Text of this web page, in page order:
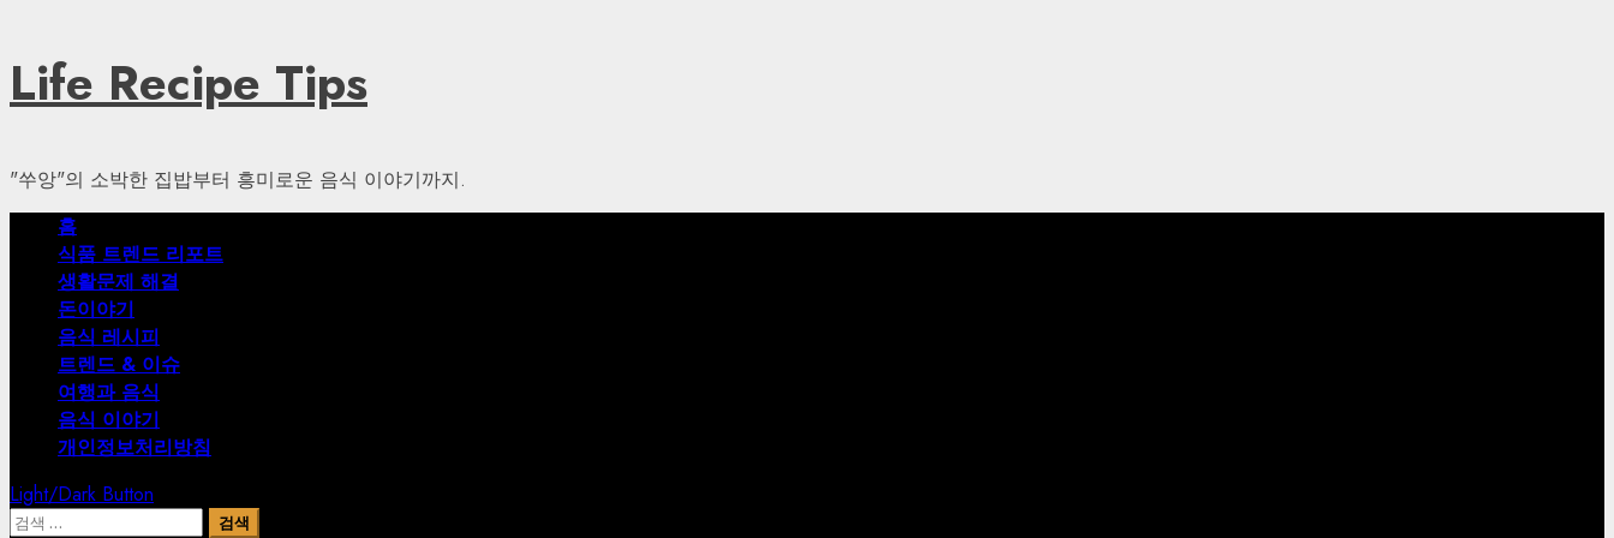
Skip
to
content
Life Recipe Tips
"쑤앙"의 소박한 집밥부터 흥미로운 음식 이야기까지.
Primary홈
식품 트렌드 리포트
생활문제 해결
돈이야기
음식 레시피
트렌드 & 이슈
여행과 음식
음식 이야기
개인정보처리방침
Light/Dark Button
검